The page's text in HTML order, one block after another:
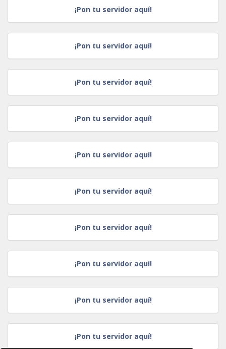
¡Pon tu servidor aquí!
¡Pon tu servidor aquí!
¡Pon tu servidor aquí!
¡Pon tu servidor aquí!
¡Pon tu servidor aquí!
¡Pon tu servidor aquí!
¡Pon tu servidor aquí!
¡Pon tu servidor aquí!
¡Pon tu servidor aquí!
¡Pon tu servidor aquí!